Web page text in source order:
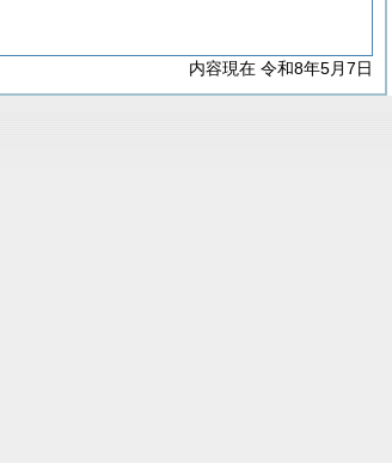
内容現在 令和8年5月7日